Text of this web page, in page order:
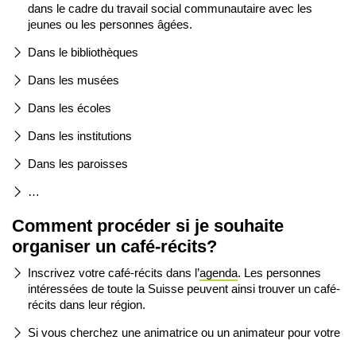
dans le cadre du travail social communautaire avec les
jeunes ou les personnes âgées.
Dans le bibliothèques
Dans les musées
Dans les écoles
Dans les institutions
Dans les paroisses
…
Comment procéder si je souhaite
organiser un café-récits?
Inscrivez votre café-récits dans l’agenda. Les personnes
intéressées de toute la Suisse peuvent ainsi trouver un café-
récits dans leur région.
Si vous cherchez une animatrice ou un animateur pour votre